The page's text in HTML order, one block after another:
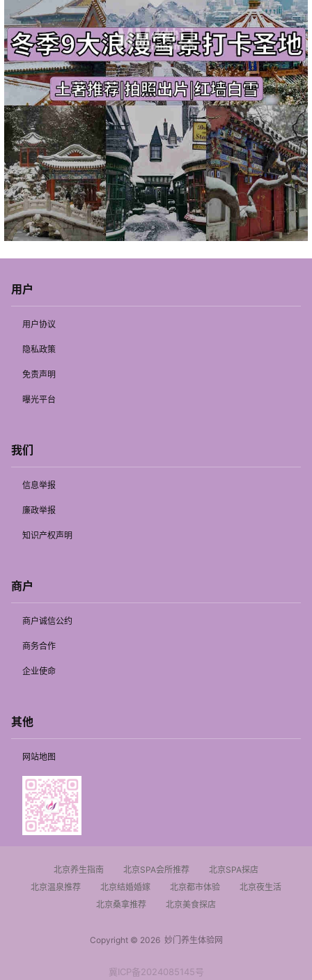
用户
用户协议
隐私政策
免责声明
曝光平台
我们
信息举报
廉政举报
知识产权声明
商户
商户诚信公约
商务合作
企业使命
其他
网站地图
北京养生指南 北京SPA会所推荐
北京SPA探店
北京温泉推荐
北京结婚婚嫁 北京都市体验
北京夜生活
北京桑拿推荐
北京美食探店
Copyright © 2026妙门养生体验网
冀ICP备2024085145号